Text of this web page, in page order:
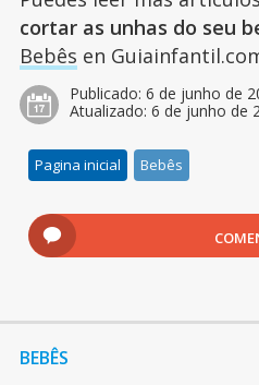
cortar as unhas do seu
Bebês en
Publicado: 6 de junho de
Atualizado: 6 de junho de
Pagina inicial Bebês
BEBÊS